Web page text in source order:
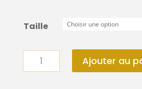
Taille
quantité
de
Ajouter au